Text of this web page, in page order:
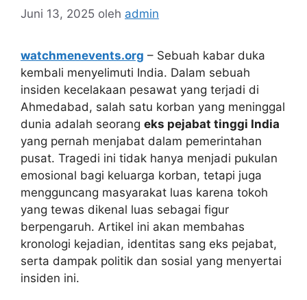
Juni 13, 2025 oleh admin
watchmenevents.org – Sebuah kabar duka
kembali menyelimuti India. Dalam sebuah
insiden kecelakaan pesawat yang terjadi di
Ahmedabad, salah satu korban yang meninggal
dunia adalah seorang eks pejabat tinggi India
yang pernah menjabat dalam pemerintahan
pusat. Tragedi ini tidak hanya menjadi pukulan
emosional bagi keluarga korban, tetapi juga
mengguncang masyarakat luas karena tokoh
yang tewas dikenal luas sebagai figur
berpengaruh. Artikel ini akan membahas
kronologi kejadian, identitas sang eks pejabat,
serta dampak politik dan sosial yang menyertai
insiden ini.